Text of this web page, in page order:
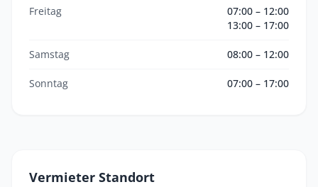
Freitag
07:00 – 12:00
13:00 – 17:00
Samstag 08:00 – 12:00
Sonntag 07:00 – 17:00
Vermieter Standort